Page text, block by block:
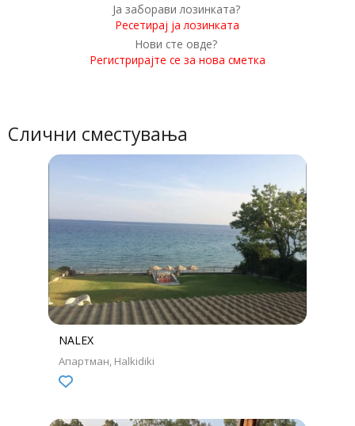
Слични сместувања
NALEX
Апартман Halkidiki
Ја заборави лозинката?
Ресетирај ја лозинката
Нови сте овде?
Регистрирајте се за нова сметка